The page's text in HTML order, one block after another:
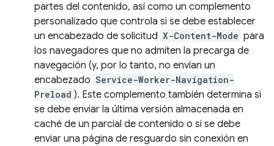
partes del contenido, así como un complemento
personalizado que controla si se debe establecer
un encabezado de solicitud X-Content-Mode para
los navegadores que no admiten la precarga de
navegación (y, por lo tanto, no envían un
encabezado Service-Worker-Navigation-
Preload ). Este complemento también determina si
se debe enviar la última versión almacenada en
caché de un parcial de contenido o si se debe
enviar una página de resguardo sin conexión en